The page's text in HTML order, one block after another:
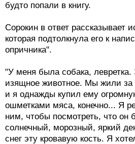
будто попали в книгу.
Сорокин в ответ рассказывает
которая подтолкнула его к
опричника".
"У меня была собака, левретка.
изящное животное. Мы жили за
и я однажды купил ему
ошметками мяса, конечно... Я
ним, чтобы посмотреть, что он
солнечный, морозный, яркий
снег эту кровавую кость. Я